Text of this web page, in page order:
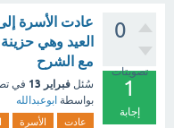
0
تصويتات
1
إجابة
عادت الأسرة
العيد وهي
مع الشرح
سُئل فبراير 13 في
بواسطة ابوعبدالله
عادت الأسرة